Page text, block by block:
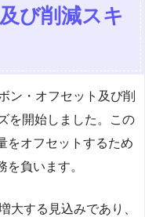
び削減スキ
ン・オフセット及び削
を開始しました。この
をオフセットするため
負います。
大する見込みであり、